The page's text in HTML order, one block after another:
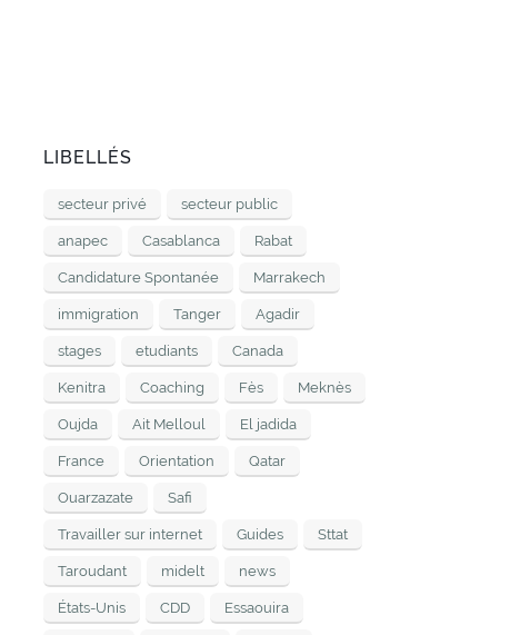
LIBELLÉS
secteur privé secteur public
anapec Casablanca Rabat
Candidature Spontanée Marrakech
immigration Tanger Agadir
stages etudiants Canada
Kenitra Coaching Fès Meknès
Oujda Ait Melloul El jadida
France Orientation Qatar
Ouarzazate Safi
Travailler sur internet Guides Sttat
Taroudant midelt news
États-Unis CDD Essaouira